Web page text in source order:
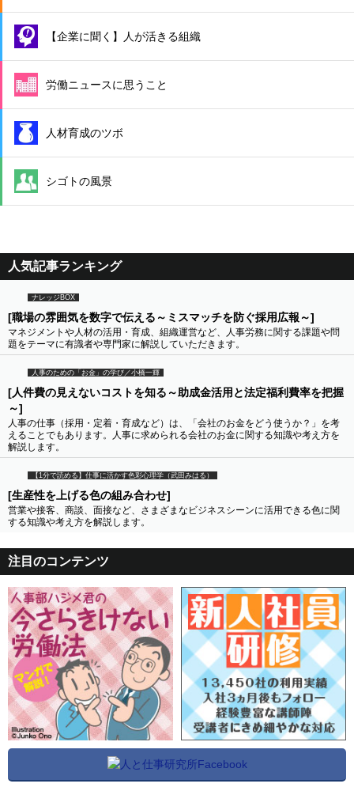
【企業に聞く】人が活きる組織
労働ニュースに思うこと
人材育成のツボ
シゴトの風景
人気記事ランキング
ナレッジBOX
[職場の雰囲気を数字で伝える～ミスマッチを防ぐ採用広報～]
マネジメントや人材の活用・育成、組織運営など、人事労務に関する課題や問
題をテーマに有識者や専門家に解説していただきます。
人事のための「お金」の学び／小橋一輝
[人件費の見えないコストを知る～助成金活用と法定福利費率を把握
～]
人事の仕事（採用・定着・育成など）は、「会社のお金をどう使うか？」を考
えることでもあります。人事に求められる会社のお金に関する知識や考え方を
解説します。
【1分で読める】仕事に活かす色彩心理学（武田みはる）
[生産性を上げる色の組み合わせ]
営業や接客、商談、面接など、さまざまなビジネスシーンに活用できる色に関
する知識や考え方を解説します。
注目のコンテンツ